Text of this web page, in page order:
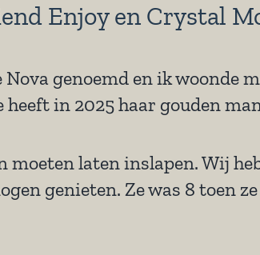
Enjoy en Crystal
genoemd en ik woonde
heeft in 2025 haar gouden
moeten laten inslapen. Wij
genieten. Ze was 8 toen